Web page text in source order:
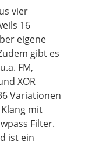
vier
16
eigene
gibt es
FM,
XOR
Variationen
mit
Filter.
ist ein